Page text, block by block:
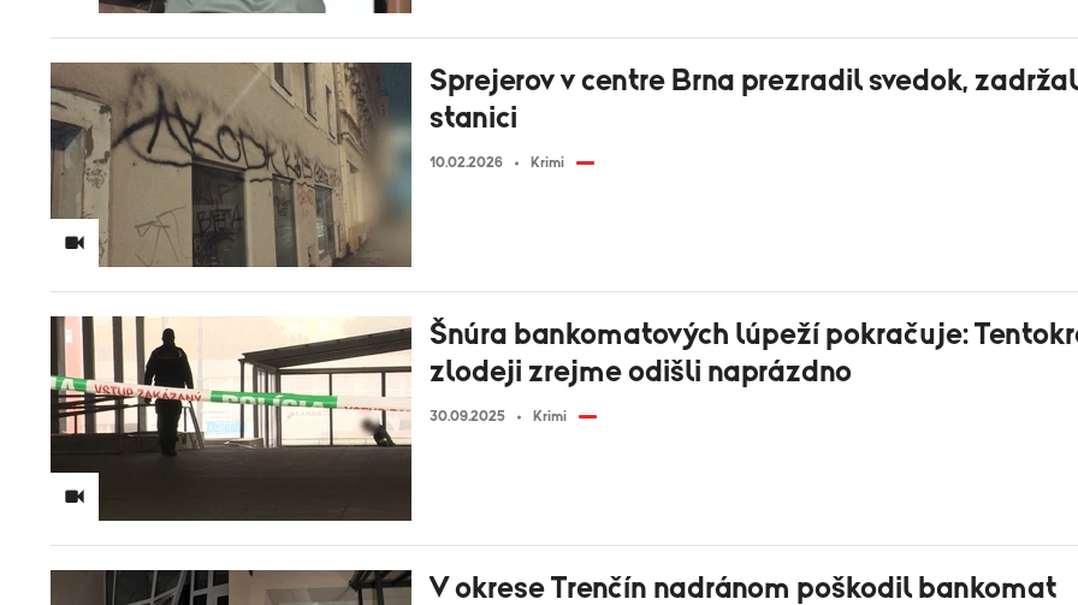
Sprejerov v centre Brna prezradil svedok,
stanici
10.02.2026 Krimi
Šnúra bankomatových lúpeží pokračuje:
zlodeji zrejme odišli naprázdno
30.09.2025 Krimi
V okrese Trenčín nadránom poškodil bankomat